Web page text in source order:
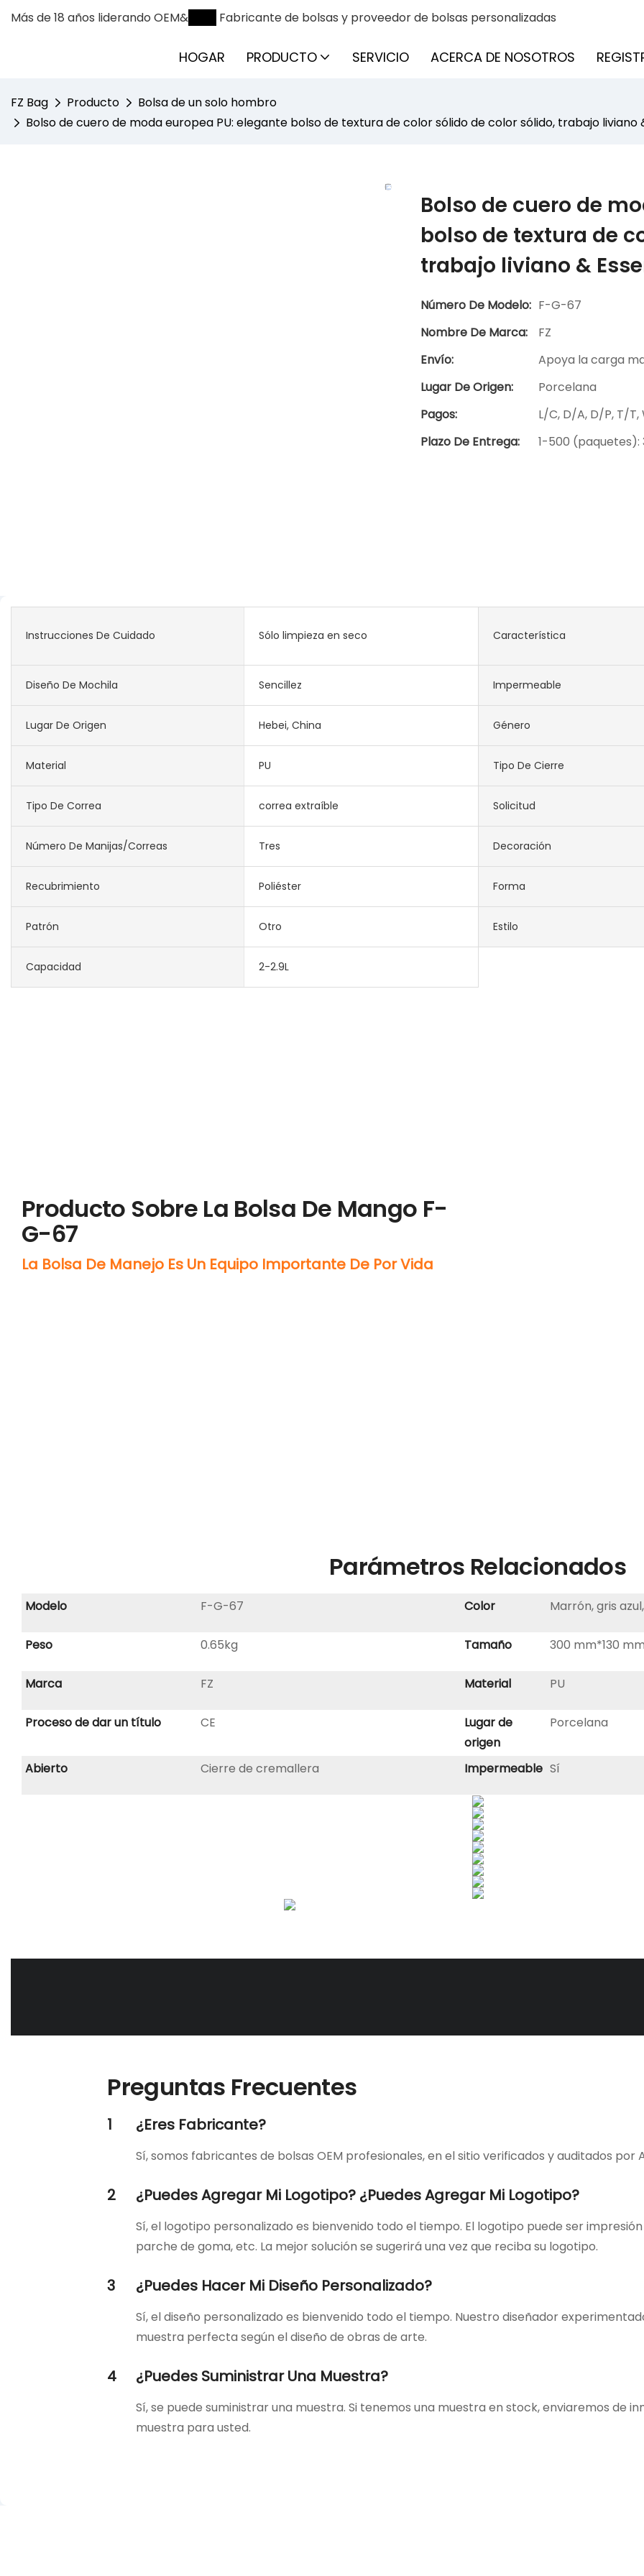
Más de 18 años liderando OEM& Fabricante de bolsas y proveedor de bolsas personalizadas
HOGAR PRODUCTO SERVICIO ACERCA DE NOSOTROS
FZ Bag Producto
Bolsa de un solo hombro
Bolso de cuero de moda europea PU: elegante bolso de textura de color sólido de color sólido, trabajo liviano
Bolso de cuero de
bolso de textura de
trabajo liviano &
Número De Modelo: F-G-67
Nombre De Marca:
FZ
Envío:
Apoya la carga
Lugar De Origen:
Porcelana
Pagos:
L/C, D/A, D/P, T/
Plazo De Entrega:
1-500
Instrucciones De Cuidado Sólo limpieza en seco Característica
Diseño De Mochila Sencillez Impermeable
Lugar De Origen Hebei, China Género
Material PU Tipo De Cierre
Tipo De Correa correa extraíble Solicitud
Número De Manijas/correas Tres Decoración
Recubrimiento Poliéster Forma
Patrón Otro Estilo
Capacidad 2-2.9L
Producto Sobre La Bolsa De Mango F-
G-67
La Bolsa De Manejo Es Un Equipo Importante De Por Vida
Parámetros Relacionados
Modelo F-G-67 Color Marrón, gris
Peso 0.65kg Tamaño 300 mm*130
Marca FZ Material PU
Proceso de dar un título CE
Lugar de
origen
Porcelana
Abierto Cierre de cremallera Impermeable Sí
Preguntas Frecuentes
1 ¿Eres Fabricante?
Sí, somos fabricantes de bolsas OEM profesionales, en el sitio verificados y auditados por
2 ¿Puedes Agregar Mi Logotipo? ¿Puedes Agregar Mi Logotipo?
Sí, el logotipo personalizado es bienvenido todo el tiempo. El logotipo puede ser
parche de goma, etc. La mejor solución se sugerirá una vez que reciba su logotipo.
3 ¿Puedes Hacer Mi Diseño Personalizado?
Sí, el diseño personalizado es bienvenido todo el tiempo. Nuestro diseñador
muestra perfecta según el diseño de obras de arte.
4 ¿Puedes Suministrar Una Muestra?
Sí, se puede suministrar una muestra. Si tenemos una muestra en stock, enviaremos de
muestra para usted.